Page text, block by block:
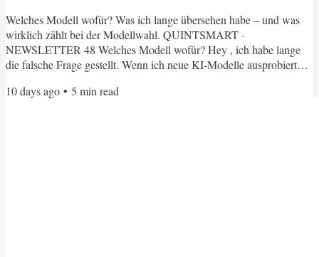
Welches Modell wofür? Was ich lange übersehen habe – und was
wirklich zählt bei der Modellwahl. QUINTSMART ·
NEWSLETTER 48 Welches Modell wofür? Hey , ich habe lange
die falsche Frage gestellt. Wenn ich neue KI-Modelle ausprobiert
Ich habe einfach ausprobiert, verglichen, gewechselt. Hauptsache
10 days ago • 5 min read